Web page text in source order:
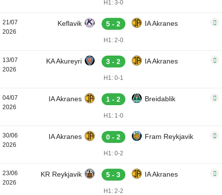
H1: 3-0
21/07
2026
Keflavik 5 - 2 IA Akranes
H1: 2-0
13/07
2026
KA Akureyri 3 - 2 IA Akranes
H1: 0-1
04/07
2026
IA Akranes 1 - 2 Breidablik
H1: 1-0
30/06
2026
IA Akranes 0 - 2 Fram Reykjavik
H1: 0-2
23/06
2026
KR Reykjavik 5 - 3 IA Akranes
H1: 2-2